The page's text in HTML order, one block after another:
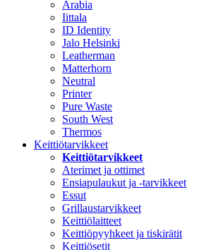
Arabia
Iittala
ID Identity
Jalo Helsinki
Leatherman
Matterhorn
Neutral
Printer
Pure Waste
South West
Thermos
Keittiötarvikkeet
Keittiötarvikkeet
Aterimet ja ottimet
Ensiapulaukut ja -tarvikkeet
Essut
Grillaustarvikkeet
Keittiölaitteet
Keittiöpyyhkeet ja tiskirätit
Keittiösetit